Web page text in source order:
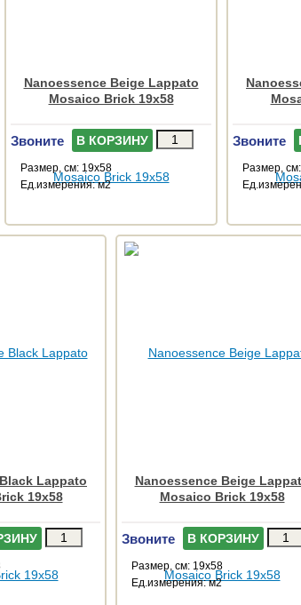
Nanoessence Beige Lappato
Mosaico Brick 19x58
Звоните В КОРЗИНУ
Размер, см: 19x58
Ед.измерения: м2
Звоните
Размер,
Lappato
19x58
Nanoessence Beige
Mosaico Brick 19x58
Звоните В КОРЗИНУ
Размер, см: 19x58
Ед.измерения: м2